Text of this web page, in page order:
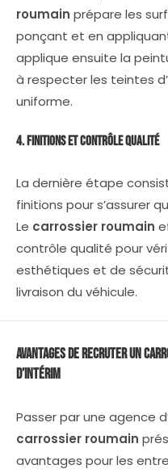
roumain prépare les
ponçant et en
applique ensuite la
à respecter les teintes
uniforme.
4. Finitions et Contrôle Qualité
La dernière étape
finitions pour s’assurer
Le carrossier roumain
contrôle qualité pour
esthétiques et de
livraison du véhicule.
Avantages de Recruter un
d’Intérim
Passer par une agence
carrossier roumain
avantages pour les